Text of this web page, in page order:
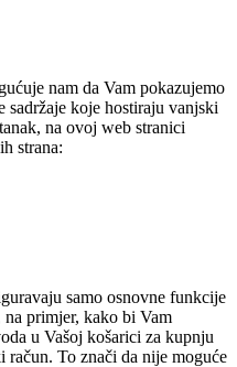
nam da Vam pokazujemo
sadržaje koje hostiraju vanjski
na ovoj web stranici
strana:
samo osnovne funkcije
na primjer, kako bi Vam
u Vašoj košarici za kupnju
To znači da nije moguće